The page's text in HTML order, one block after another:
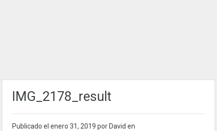
IMG_2178_result
Publicado el enero 31, 2019 por David en